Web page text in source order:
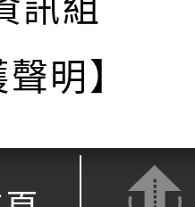
訊組
明】